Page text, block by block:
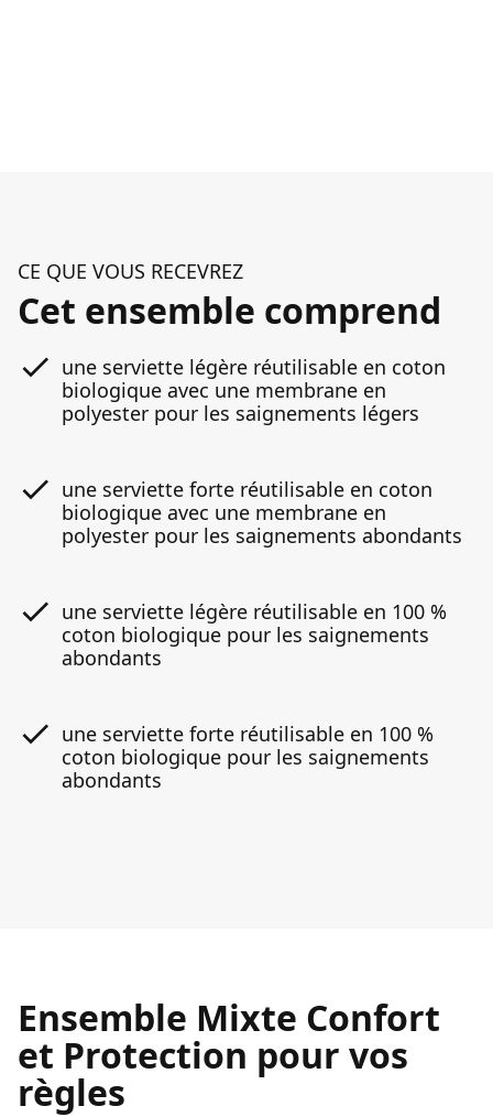
CE QUE VOUS RECEVREZ
Cet ensemble comprend
une serviette légère réutilisable en coton
biologique avec une membrane en
polyester pour les saignements légers
une serviette forte réutilisable en coton
biologique avec une membrane en
polyester pour les saignements abondants
une serviette légère réutilisable en 100 %
coton biologique pour les saignements
abondants
une serviette forte réutilisable en 100 %
coton biologique pour les saignements
abondants
Ensemble Mixte Confort
et Protection pour vos
règles